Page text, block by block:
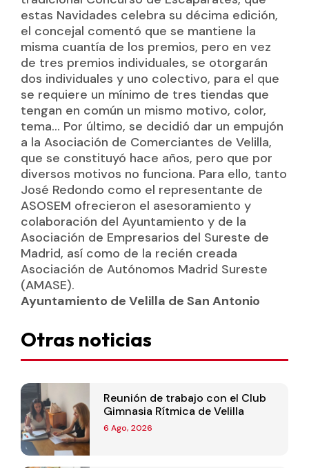
estas Navidades celebra su décima edición,
el concejal comentó que se mantiene la
misma cuantía de los premios, pero en vez
de tres premios individuales, se otorgarán
dos individuales y uno colectivo, para el que
se requiere un mínimo de tres tiendas que
tengan en común un mismo motivo, color,
tema… Por último, se decidió dar un empujón
a la Asociación de Comerciantes de Velilla,
que se constituyó hace años, pero que por
diversos motivos no funciona. Para ello, tanto
José Redondo como el representante de
ASOSEM ofrecieron el asesoramiento y
colaboración del Ayuntamiento y de la
Asociación de Empresarios del Sureste de
Madrid, así como de la recién creada
Asociación de Autónomos Madrid Sureste
(AMASE).
Ayuntamiento de Velilla de San Antonio
Otras noticias
Reunión de trabajo con el Club
Gimnasia Rítmica de Velilla
6 Ago, 2026